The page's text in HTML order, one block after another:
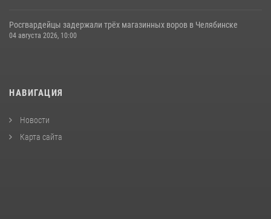
Росгвардейцы задержали трёх магазинных воров в Челябинске
04 августа 2026, 10:00
НАВИГАЦИЯ
Новости
Карта сайта